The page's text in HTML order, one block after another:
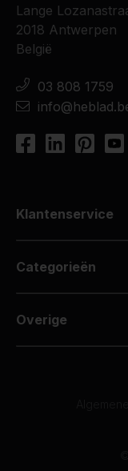
Lange
2018 Antwerpen
België
03 808 1759
Klantenservice
Categorieën
Overige